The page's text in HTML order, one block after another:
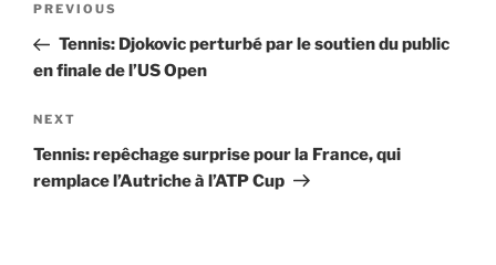
Previous
Post
PREVIOUS
Tennis: Djokovic perturbé par le soutien du public
en finale de l’US Open
Next
Post
NEXT
Tennis: repêchage surprise pour la France, qui
remplace l’Autriche à l’ATP Cup